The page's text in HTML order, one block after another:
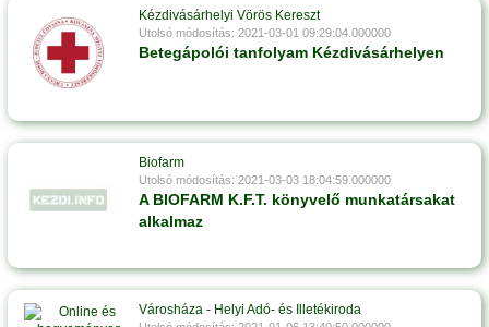
Kézdivásárhelyi Vörös Kereszt
Utolsó módosítás: 2021-03-01 09:29:04.000000
Betegápolói tanfolyam Kézdivásárhelyen
Biofarm
Utolsó módosítás: 2021-03-03 18:04:59.000000
A BIOFARM K.F.T. könyvelő munkatársakat
alkalmaz
Városháza - Helyi Adó- és Illetékiroda